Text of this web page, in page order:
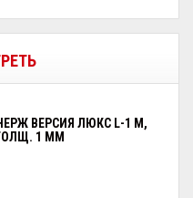
ВЕРСИЯ ЛЮКС L-1 М,
1 ММ